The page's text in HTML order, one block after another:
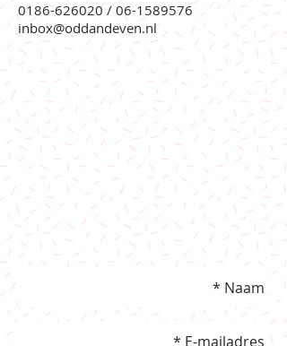
0186-626020/06-1589576
inbox@oddandeven.nl